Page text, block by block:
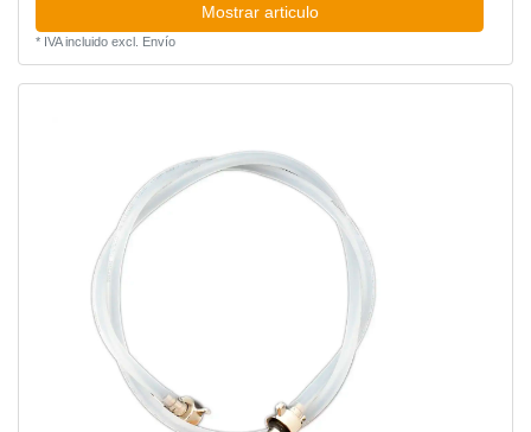
Mostrar articulo
* IVA incluidoexcl. Envío